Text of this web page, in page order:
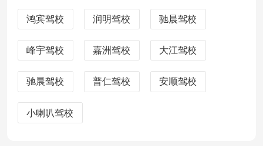
鸿宾驾校 润明驾校 驰晨驾校
峰宇驾校 嘉洲驾校 大江驾校
驰晨驾校 普仁驾校 安顺驾校
小喇叭驾校